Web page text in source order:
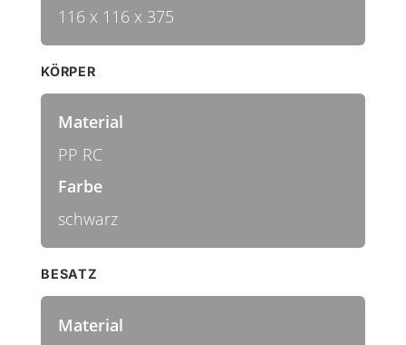
116 x 116 x 375
KÖRPER
Material
PP RC
Farbe
schwarz
BESATZ
Material